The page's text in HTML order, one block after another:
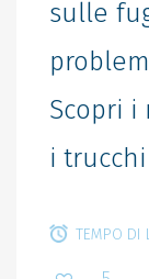
sulle
Scopri
i
TEMPO DI